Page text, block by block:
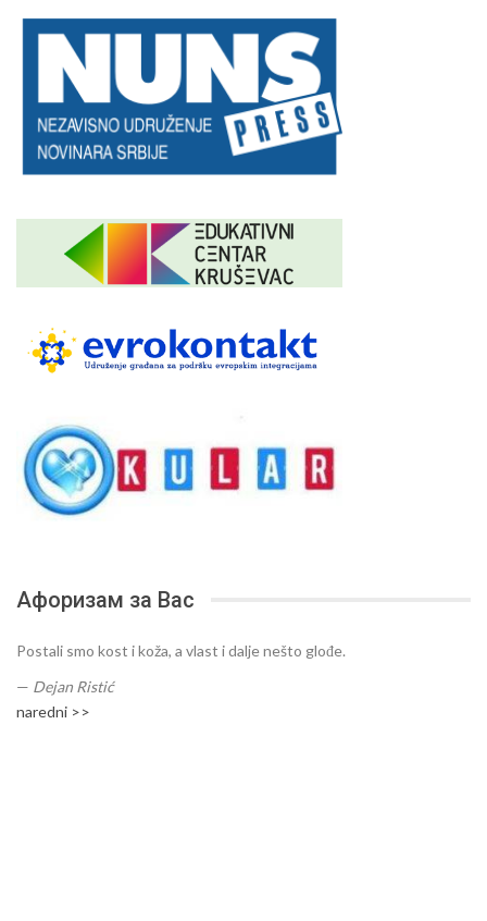
Афоризам за Вас
Postali smo kost i koža, a vlast i dalje nešto glođe.
— Dejan Ristić
naredni >>